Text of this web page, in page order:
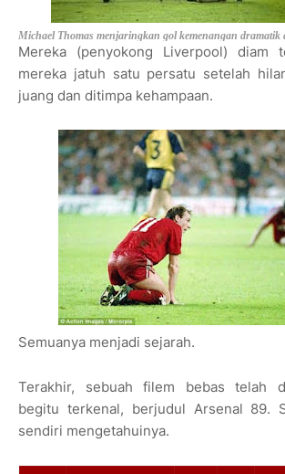
Michael Thomas menjaringkan gol kemenangan dramatik
Mereka (penyokong Liverpool) diam
mereka jatuh satu persatu setelah
juang dan ditimpa kehampaan.
Semuanya menjadi sejarah.
Terakhir, sebuah filem bebas telah
begitu terkenal, berjudul Arsenal 89.
sendiri mengetahuinya.